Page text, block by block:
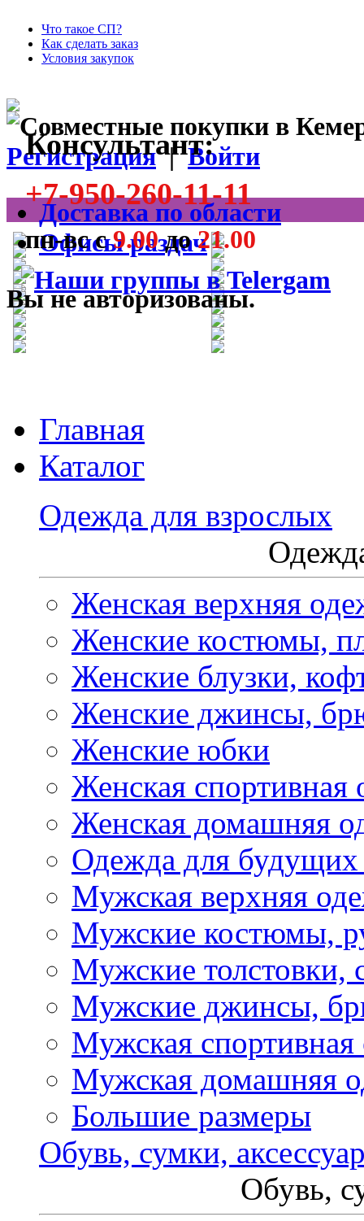
Что такое СП?
Как сделать заказ
Условия закупок
Консультант:
+7-950-260-11-11
пн-вс с9.00до21.00
Регистрация|Войти
Доставка по области
Офисы раздач
Вы не авторизованы.
Главная
Каталог
Одежда для взрослых
Женская верхняя
Женские костюмы,
Женские блузки,
Женские джинсы,
Женские юбки
Женская спортивная
Женская домашняя
Одежда для
Мужская верхняя
Мужские костюмы,
Мужские толстовки,
Мужские джинсы,
Мужская спортивная
Мужская домашняя
Большие размеры
Обувь, сумки,
Обувь,